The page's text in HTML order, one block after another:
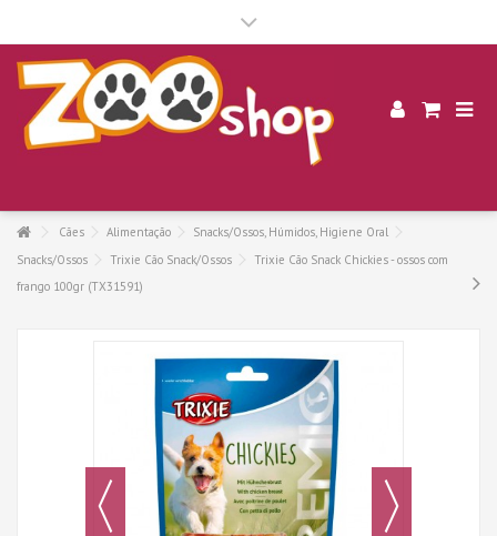
Cães Alimentação
Snacks/Ossos, Húmidos, Higiene Oral
Snacks/Ossos
Trixie Cão Snack/Ossos
Trixie Cão Snack Chickies - ossos com
frango 100gr (TX31591)